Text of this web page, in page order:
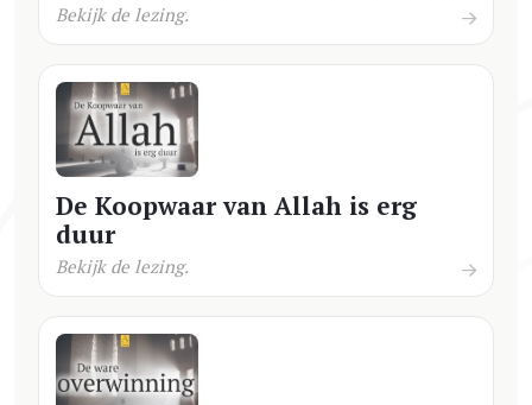
Bekijk de lezing.
De Koopwaar van Allah is erg
duur
Bekijk de lezing.